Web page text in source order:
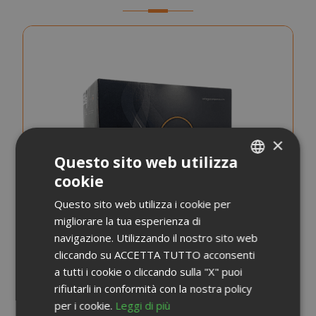
×
Questo sito web utilizza
cookie
Questo sito web utilizza i cookie per
migliorare la tua esperienza di
navigazione. Utilizzando il nostro sito web
cliccando su ACCETTA TUTTO acconsenti
a tutti i cookie o cliccando sulla "X" puoi
rifiutarli in conformità con la nostra policy
per i cookie. Leggi di più